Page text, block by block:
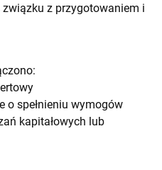
z przygotowaniem i
o spełnieniu wymogów
kapitałowych lub